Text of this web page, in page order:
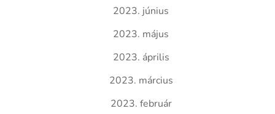
2023. június
2023. május
2023. április
2023. március
2023. február